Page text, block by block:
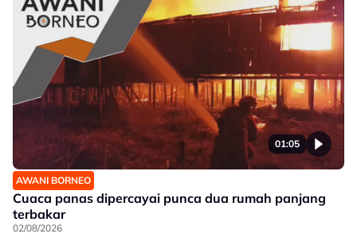
01:05
AWANI BORNEO
Cuaca panas dipercayai punca dua rumah panjang
terbakar
02/08/2026